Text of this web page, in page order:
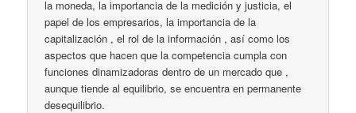
la moneda, la importancia de la medición y justicia, el
papel de los empresarios, la importancia de la
capitalización , el rol de la información , así como los
aspectos que hacen que la competencia cumpla con
funciones dinamizadoras dentro de un mercado que ,
aunque tiende al equilibrio, se encuentra en permanente
desequilibrio.